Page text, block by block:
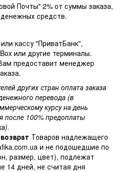
Почты" 2% от суммы заказа,
средств.
кассу "ПриватБанк",
или другие терминалы.
предоставит менеджер
других стран оплата заказа
перевода (в
курсу на день
после 100% предоплаты
Товаров надлежащего
и не подошедшие по
размер, цвет), подлежат
14 дней, не считая дня